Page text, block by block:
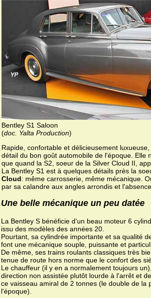
Bentley S1 Saloon
(doc. Yalta Production)
Rapide, confortable et délicieusement
détail du bon goût automobile de l'époque. Elle
que quand la S2, soeur de la Silver Cloud II,
La Bentley S1 est à quelques détails près la
Cloud: même carrosserie, même mécanique.
par sa calandre aux angles arrondis et
Une belle mécanique un peu datée
La Bentley S bénéficie d'un beau moteur 6
issu des modèles des années 20.
Pourtant, sa cylindrée importante et sa qualité
font une mécanique souple, puissante et
De même, ses trains roulants classiques très
tenue de route hors norme que le confort des
Le chauffeur (il y en a normalement toujours
direction non assistée plutôt lourde à l'arrêt et
ce vaisseau amiral de 2 tonnes (le double de la
l'époque).